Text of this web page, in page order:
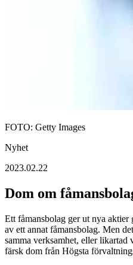
FOTO: Getty Images
Nyhet
2023.02.22
Dom om
Ett fåmansbolag ger ut nya
av ett annat fåmansbolag. Men
samma verksamhet, eller likartad
färsk dom från Högsta